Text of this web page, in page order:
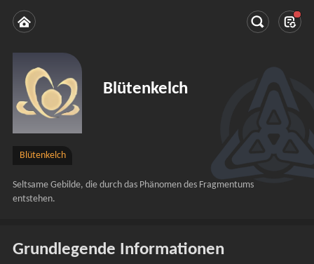
Blütenkelch
Blütenkelch
Seltsame Gebilde, die durch das Phänomen des Fragmentums
entstehen.
Grundlegende Informationen